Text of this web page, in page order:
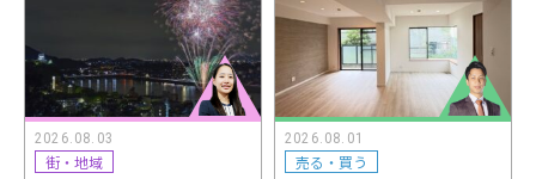
2026.08.03
街・地域
2026.08.01
売る・買う